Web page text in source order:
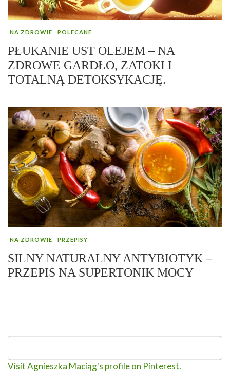
NA ZDROWIE POLECANE
PŁUKANIE UST OLEJEM – NA
ZDROWE GARDŁO, ZATOKI I
TOTALNĄ DETOKSYKACJĘ.
NA ZDROWIE PRZEPISY
SILNY NATURALNY ANTYBIOTYK –
PRZEPIS NA SUPERTONIK MOCY
Visit Agnieszka Maciąg's profile on Pinterest.